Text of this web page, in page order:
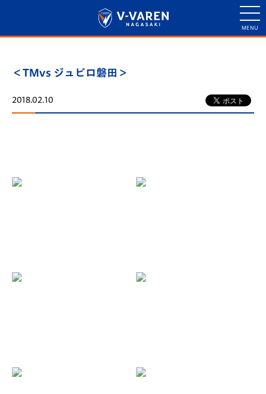
＜TMvs ジュビロ磐田＞
2018.02.10